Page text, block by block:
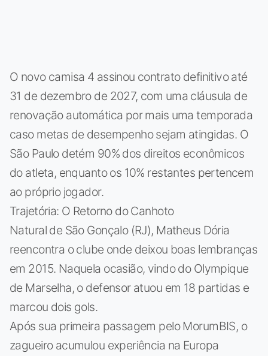
O novo camisa 4 assinou contrato definitivo até
31 de dezembro de 2027, com uma cláusula de
renovação automática por mais uma temporada
caso metas de desempenho sejam atingidas. O
São Paulo detém 90% dos direitos econômicos
do atleta, enquanto os 10% restantes pertencem
ao próprio jogador.
Trajetória: O Retorno do Canhoto
Natural de São Gonçalo (RJ), Matheus Dória
reencontra o clube onde deixou boas lembranças
em 2015. Naquela ocasião, vindo do Olympique
de Marselha, o defensor atuou em 18 partidas e
marcou dois gols.
Após sua primeira passagem pelo MorumBIS, o
zagueiro acumulou experiência na Europa